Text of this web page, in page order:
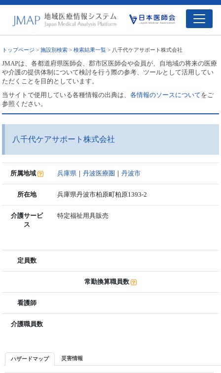
トップページ >施設別検索 >検索結果一覧 > 八千代ケアサポート株式会社
JMAPは、各都道府県医師会、郡市区医師会や会員が、自地域の将来の医療
や介護の提供体制について検討を行う際の参考、ツールとして活用してい
ただくことを目的としています。
当サイトで使用している各種情報の出典は、各情報のソースについてをご
参照ください。
八千代ケアサポート株式会社
所属地域 兵庫県 ｜丹波医療圏 ｜丹波市
所在地 兵庫県丹波市柏原町柏原1393-2
介護サービ
ス
特定福祉用具販売
定員数
常勤換算職員数
看護師
介護職員数
ハザードマップ 災害情報